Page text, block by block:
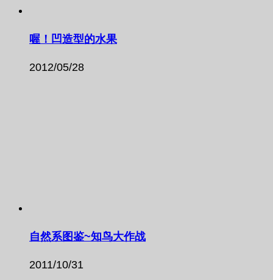
喔！凹造型的水果
2012/05/28
自然系图鉴~知鸟大作战
2011/10/31